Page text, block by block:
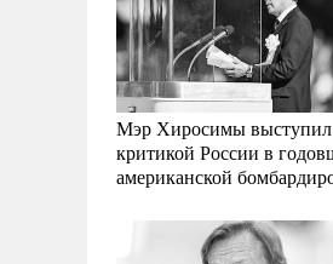
Мэр Хиросимы
критикой России в
американской